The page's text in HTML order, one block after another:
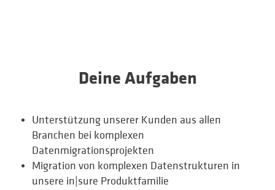
Deine Aufgaben
Unterstützung unserer Kunden aus allen
Branchen bei komplexen
Datenmigrationsprojekten
Migration von komplexen Datenstrukturen in
unsere in|sure Produktfamilie